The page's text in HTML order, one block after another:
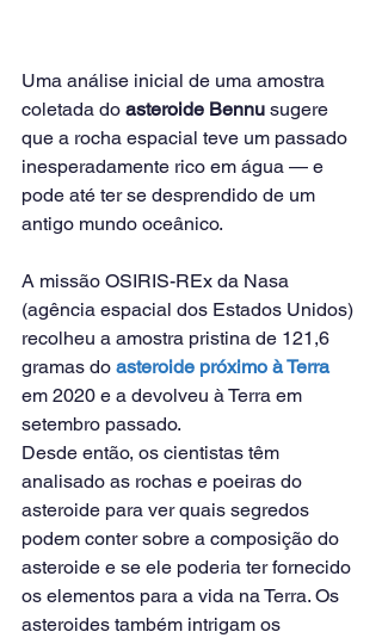
Uma análise inicial de uma amostra
coletada do asteroide Bennu sugere
que a rocha espacial teve um passado
inesperadamente rico em água — e
pode até ter se desprendido de um
antigo mundo oceânico.
A missão OSIRIS-REx da Nasa
(agência espacial dos Estados Unidos)
recolheu a amostra pristina de 121,6
gramas do asteroide próximo à Terra
em 2020 e a devolveu à Terra em
setembro passado.
Desde então, os cientistas têm
analisado as rochas e poeiras do
asteroide para ver quais segredos
podem conter sobre a composição do
asteroide e se ele poderia ter fornecido
os elementos para a vida na Terra. Os
asteroides também intrigam os